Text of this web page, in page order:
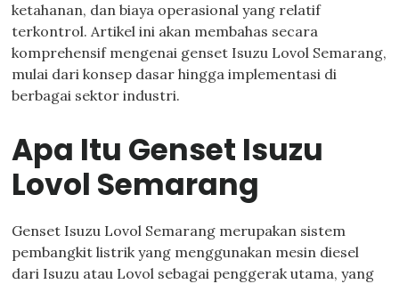
ketahanan, dan biaya operasional yang relatif
terkontrol. Artikel ini akan membahas secara
komprehensif mengenai genset Isuzu Lovol Semarang,
mulai dari konsep dasar hingga implementasi di
berbagai sektor industri.
Apa Itu Genset Isuzu
Lovol Semarang
Genset Isuzu Lovol Semarang merupakan sistem
pembangkit listrik yang menggunakan mesin diesel
dari Isuzu atau Lovol sebagai penggerak utama, yang